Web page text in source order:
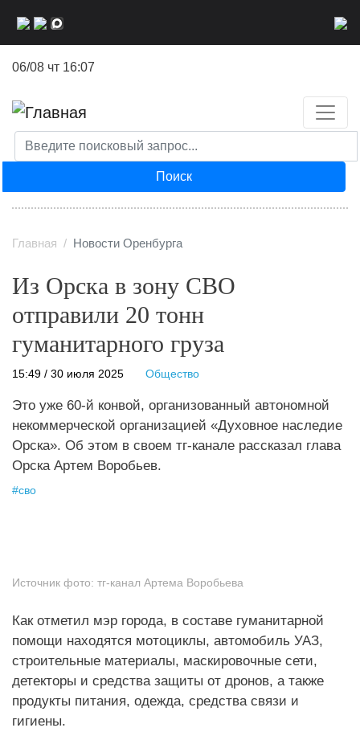
06/08 чт 16:07
Поиск
Главная Новости Оренбурга
Из Орска в зону СВО
отправили 20 тонн
гуманитарного груза
15:49 / 30 июля 2025 Общество
Это уже 60-й конвой, организованный автономной
некоммерческой организацией «Духовное наследие
Орска». Об этом в своем тг-канале рассказал глава
Орска Артем Воробьев.
#сво
Источник фото: тг-канал Артема Воробьева
Как отметил мэр города, в составе гуманитарной
помощи находятся мотоциклы, автомобиль УАЗ,
строительные материалы, маскировочные сети,
детекторы и средства защиты от дронов, а также
продукты питания, одежда, средства связи и
гигиены.